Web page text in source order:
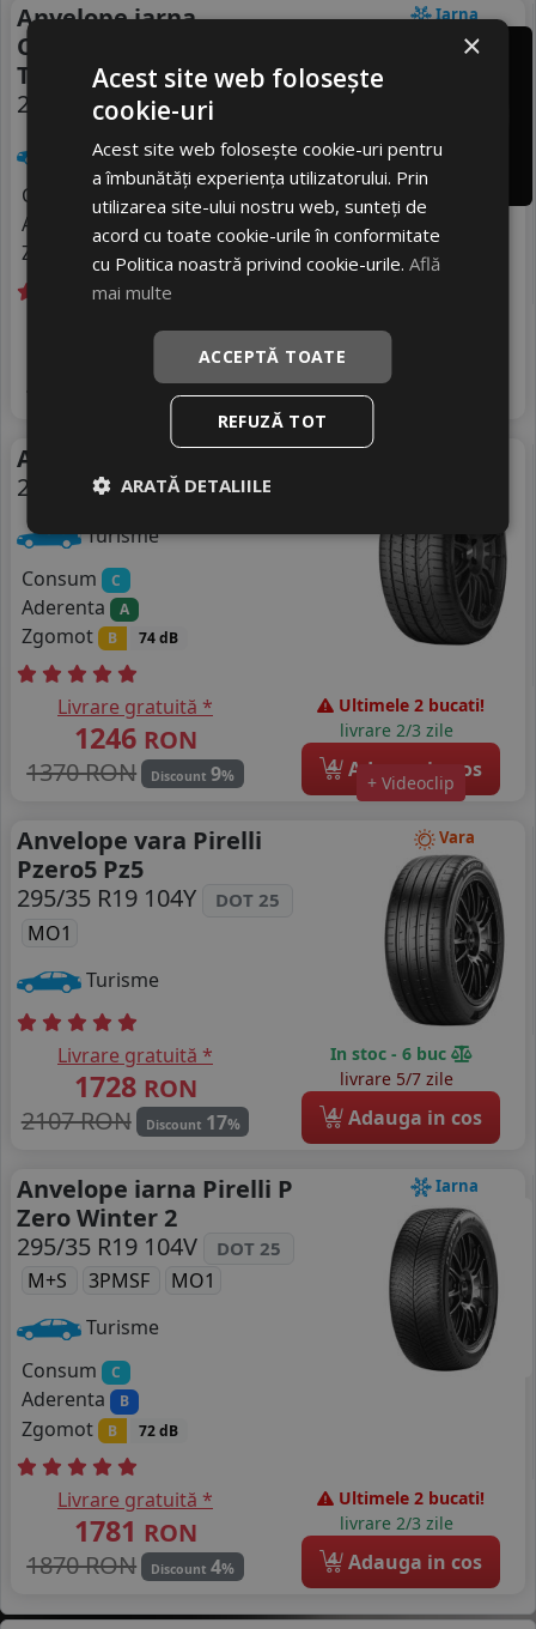
Iarna
Anvelope iarna
Continental Wintercontact
Ts 860 S
295/35 R19 104V
Turisme
Consum
B
Aderenta
Zgomot B 75 dB
Livrare gratuită *
Discount4%
livrare 2/3 zile
4 Adauga in cos
+ Videoclip
Anvelope vara Pirelli Pzero
295/35 R19 104Y
Turisme
Consum
C
Aderenta A
Zgomot B 74 dB
Livrare gratuită *
1246 RON
1370 RON
Discount 9%
Ultimele 2 bucati!
livrare 2/3 zile
4 Adauga in cos
Vara
Anvelope vara Pirelli
Pzero5 Pz5
295/35 R19 104Y
DOT 25
MO1
Turisme
Livrare gratuită *
1728 RON
2107 RON
Discount 17%
In stoc - 6 buc
livrare 5/7 zile
4 Adauga in cos
Iarna
Anvelope iarna Pirelli P
Zero Winter 2
295/35 R19 104V
DOT 25
M+S 3PMSF
MO1
Turisme
Consum
C
Aderenta B
Zgomot B 72 dB
Livrare gratuită *
1781 RON
1870 RON
Discount 4%
Ultimele 2 bucati!
livrare 2/3 zile
4 Adauga in cos
×
Acest site web folosește
cookie-uri
Acest site web folosește cookie-uri pentru
a îmbunătăți experiența utilizatorului. Prin
utilizarea site-ului nostru web, sunteți de
acord cu toate cookie-urile în conformitate
cu Politica noastră privind cookie-urile.Află
mai multe
ACCEPTĂ TOATE
REFUZĂ TOT
ARATĂ DETALIILE